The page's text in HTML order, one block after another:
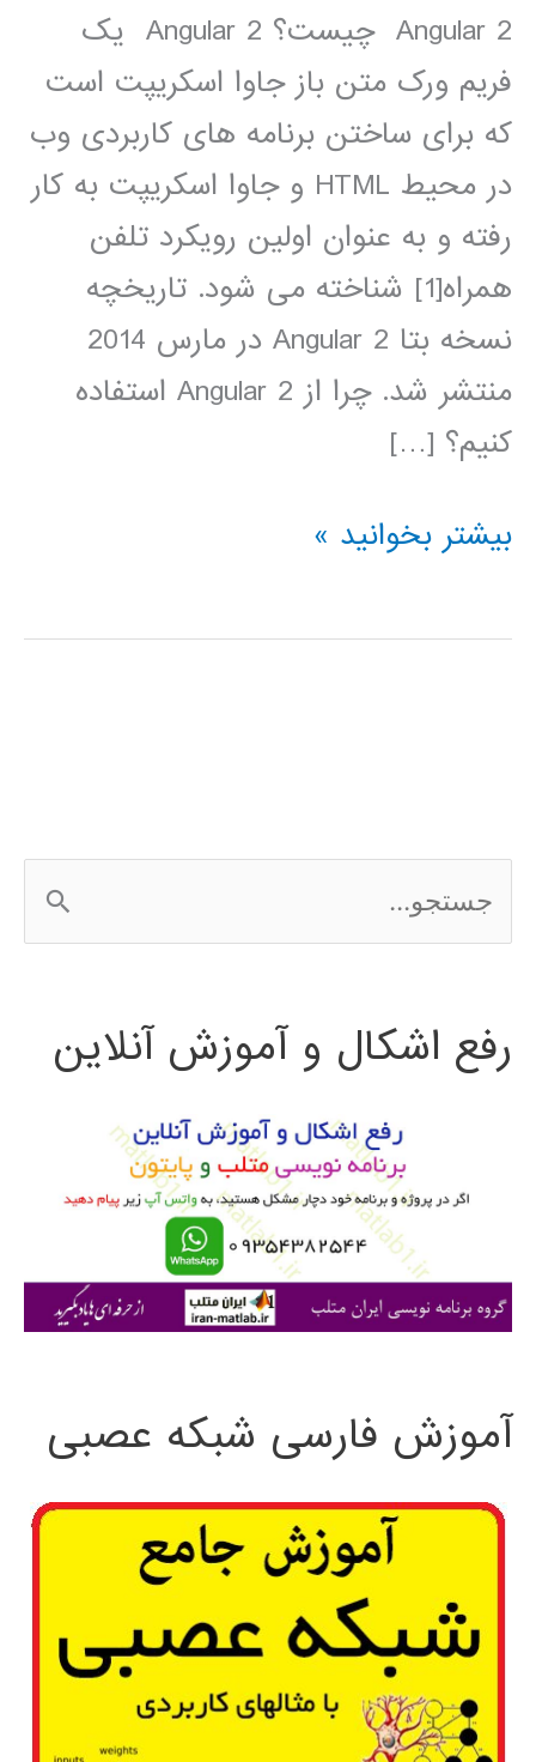
Angular 2 چیست؟ Angular 2 یک
فریم ورک متن باز جاوا اسکریپت است
که برای ساختن برنامه های کاربردی وب
در محیط HTML و جاوا اسکریپت به کار
رفته و به عنوان اولین رویکرد تلفن
همراه[1] شناخته می شود. تاریخچه
نسخه بتا Angular 2 در مارس 2014
منتشر شد. چرا از Angular 2 استفاده
کنیم؟ […]
آموزش
Angular
بیشتر بخوانید »
س
ج
ی
رفع اشکال و آموزش آنلاین
آموزش فارسی شبکه عصبی